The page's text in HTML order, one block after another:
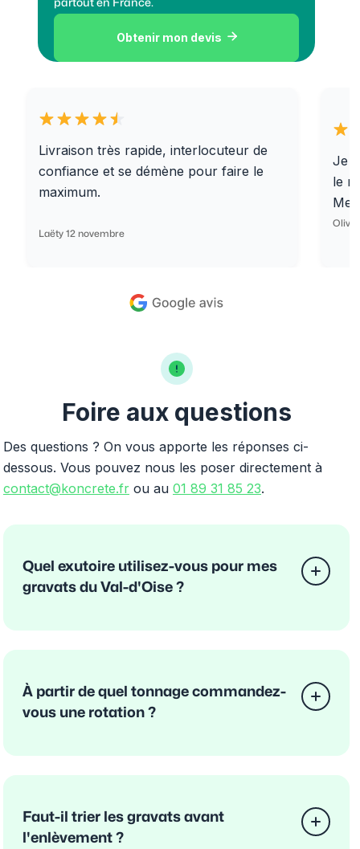
partout en France.
Obtenir mon devis 
Livraison très rapide, interlocuteur de
confiance et se démène pour faire le
maximum.
Laëty 12 novembre
Je
le
Foire aux questions
Des questions ? On vous apporte les réponses ci-
dessous. Vous pouvez nous les poser directement à
contact@koncrete.fr ou au 01 89 31 85 23.
Quel exutoire utilisez-vous pour mes
gravats du Val-d'Oise ?
À partir de quel tonnage commandez-
vous une rotation ?
Faut-il trier les gravats avant
l'enlèvement ?